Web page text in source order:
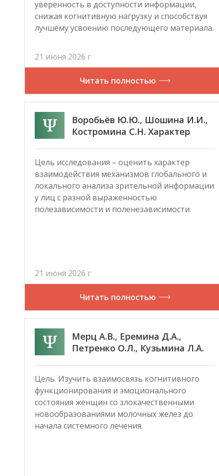
уверенность в доступности информации,
снижая когнитивную нагрузку и способствуя
лучшему усвоению последующего материала.
21 июня 2026 г
Читать полностью
Воробьёв Ю.Ю., Шошина И.И.,
Костромина С.Н. Характер
анализа зрительной
информации у лиц с разной
выраженностью
полезависимости/
поленезависимости
Цель исследования – оценить характер
взаимодействия механизмов глобального и
локального анализа зрительной информации
у лиц с разной выраженностью
полезависимости и поленезависимости.
21 июня 2026 г
Читать полностью
Мерц А.В., Еремина Д.А.,
Петренко О.Л., Кузьмина Л.А.
эмоционального состояния
женщин со злокачественными
новообразованиями молочной
железы
Цель. Изучить взаимосвязь когнитивного
функционирования и эмоционального
состояния женщин со злокачественными
новообразованиями молочных желез до
начала системного лечения.